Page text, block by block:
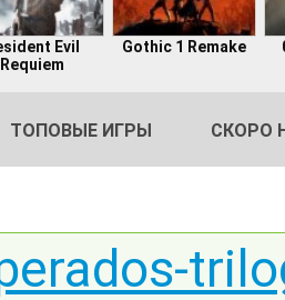
Evil
Requiem
Gothic 1 Remake
ТОПОВЫЕ ИГРЫ СКОРО